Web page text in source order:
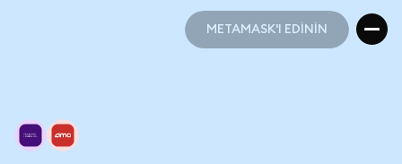
METAMASK'I EDİNİN